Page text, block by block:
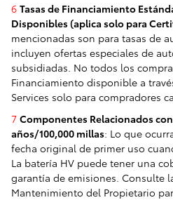
6 Tasas de Financiamiento
Disponibles (aplica solo para
mencionadas son para tasas de
incluyen ofertas especiales de
subsidiadas. No todos los
Financiamiento disponible a
Services solo para compradores
7 Componentes Relacionados
años/100,000 millas: Lo que
fecha original de primer uso
La batería HV puede tener una
garantía de emisiones. Consulte
Mantenimiento del Propietario